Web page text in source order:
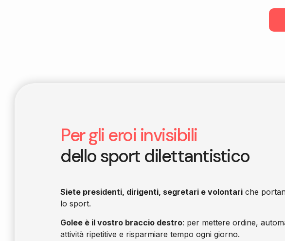
Per gli eroi invisibili
dello sport dilettantistico
Siete presidenti, dirigenti, segretari e volontari che
lo sport.
Golee è il vostro braccio destro: per mettere ordine,
attività ripetitive e risparmiare tempo ogni giorno.